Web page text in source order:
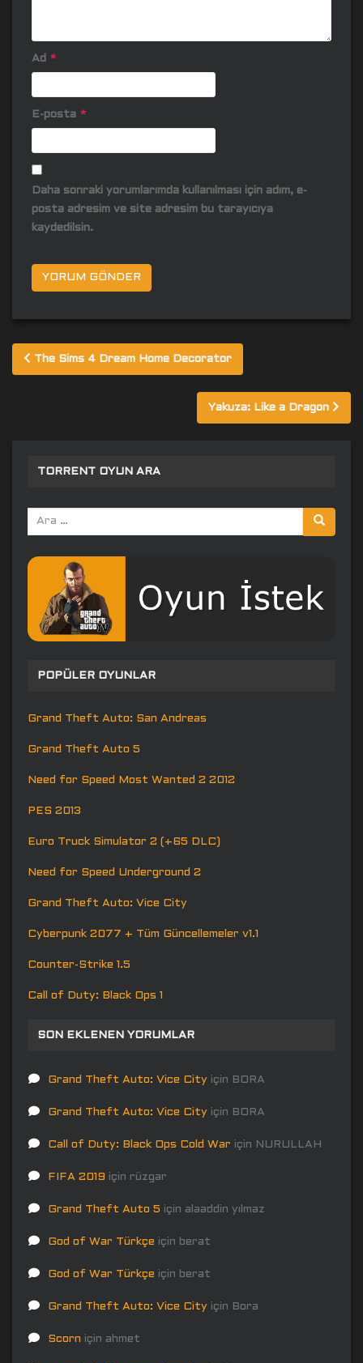
Ad *
E-posta *
Daha sonraki yorumlarımda kullanılması için adım, e-
posta adresim ve site adresim bu tarayıcıya
kaydedilsin.
Yazı
gezinmesi
The Sims 4 Dream Home Decorator
Yakuza: Like a Dragon
TORRENT OYUN ARA
Arama
yap:
POPÜLER OYUNLAR
Grand Theft Auto: San Andreas
Grand Theft Auto 5
Need for Speed Most Wanted 2 2012
PES 2013
Euro Truck Simulator 2 (+65 DLC)
Need for Speed Underground 2
Grand Theft Auto: Vice City
Cyberpunk 2077 + Tüm Güncellemeler v1.1
Counter-Strike 1.5
Call of Duty: Black Ops 1
SON EKLENEN YORUMLAR
Grand Theft Auto: Vice City için BORA
Grand Theft Auto: Vice City için BORA
Call of Duty: Black Ops Cold War için NURULLAH
FIFA 2019 için rüzgar
Grand Theft Auto 5 için alaaddin yılmaz
God of War Türkçe için berat
God of War Türkçe için berat
Grand Theft Auto: Vice City için Bora
Scorn için ahmet